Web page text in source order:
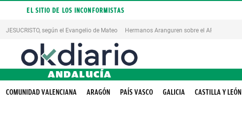
EL SITIO DE LOS INCONFORMISTAS
JESUCRISTO, según el Evangelio de Mateo Hermanos Aranguren sobre el ARROZ
ANDALUCÍA
COMUNIDAD VALENCIANA ARAGÓN PAÍS VASCO GALICIA CASTILLA Y LEÓN